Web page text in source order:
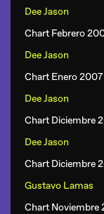
Dee Jason
Chart Febrero
Dee Jason
Chart Enero 2007
Dee Jason
Chart Diciembre
Dee Jason
Chart Diciembre
Gustavo Lamas
Chart Noviembre